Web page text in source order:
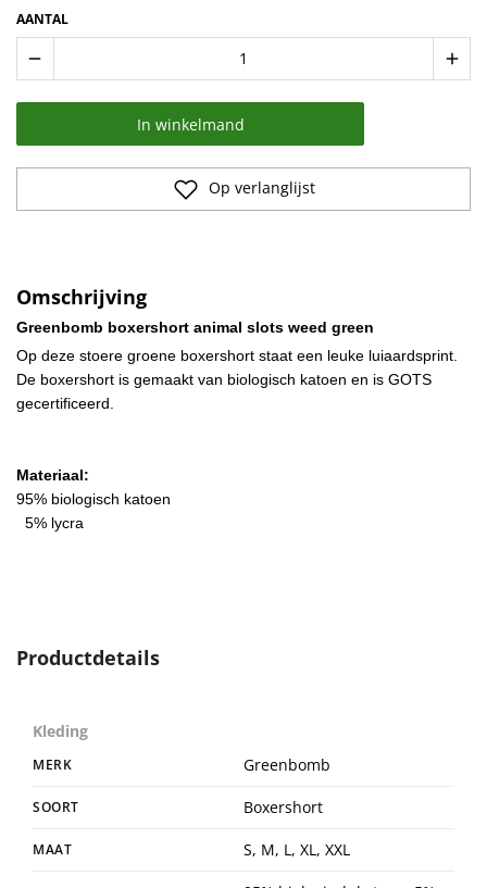
AANTAL
remove add
In winkelmand
Op verlanglijst
Omschrijving
Greenbomb boxershort animal slots weed green
Op deze stoere groene boxershort staat een leuke luiaardsprint.
De boxershort is gemaakt van biologisch katoen en is GOTS
gecertificeerd.
Materiaal:
95% biologisch katoen
5% lycra
Productdetails
Kleding
MERK Greenbomb
SOORT Boxershort
MAAT S, M, L, XL, XXL